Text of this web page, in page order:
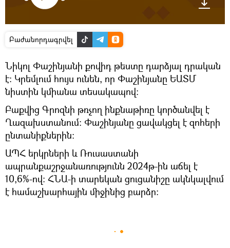
Բաժանորդագրվել
Նիկոլ Փաշինյանի քովիդ թեստը դարձյալ դրական
է։ Կրեմլում հույս ունեն, որ Փաշինյանը ԵԱՏՄ
նիստին կմիանա տեսակապով։
Բաքվից Գրոզնի թռչող ինքնաթիռը կործանվել է
Ղազախստանում։ Փաշինյանը ցավակցել է զոհերի
ընտանիքներին։
ԱՊՀ երկրների և Ռուսաստանի
ապրանքաշրջանառությունն 2024թ-ին աճել է
10,6%-ով։ ՀՆԱ-ի տարեկան ցուցանիշը ակնկալվում
է համաշխարհային միջինից բարձր։